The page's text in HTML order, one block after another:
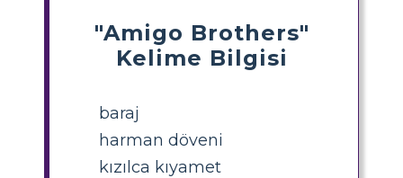
"Amigo Brothers"
Kelime Bilgisi
baraj
harman döveni
kızılca kıyamet